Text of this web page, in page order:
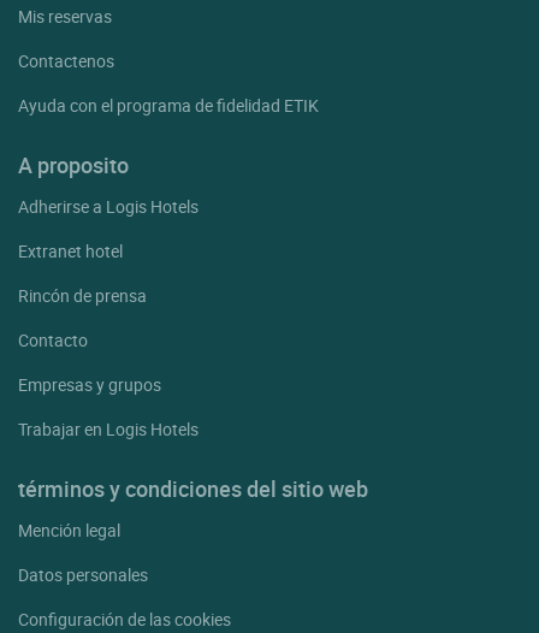
Mis reservas
Contactenos
Ayuda con el programa de fidelidad ETIK
A proposito
Adherirse a Logis Hotels
Extranet hotel
Rincón de prensa
Contacto
Empresas y grupos
Trabajar en Logis Hotels
términos y condiciones del sitio web
Mención legal
Datos personales
Configuración de las cookies